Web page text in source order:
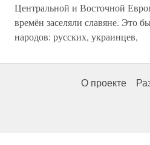
Центральной и Восточной
времён заселяли славяне. Это
народов: русских, украинцев,
О проекте